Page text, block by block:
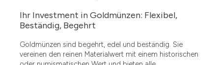
Ihr Investment in Goldmünzen: Flexibel,
Beständig, Begehrt
Goldmünzen sind begehrt, edel und beständig. Sie
vereinen den reinen Materialwert mit einem historischen